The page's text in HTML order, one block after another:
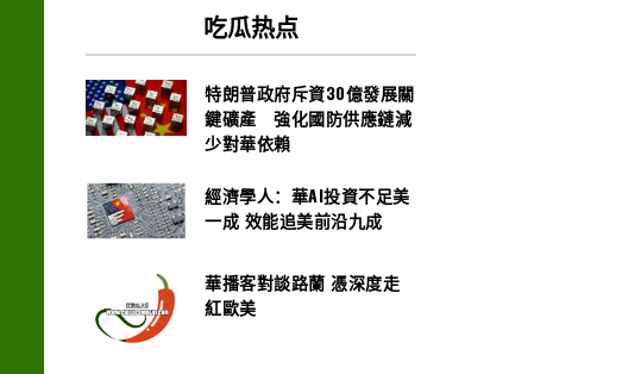
吃瓜热点
特朗普政府斥資30億發展關
鍵礦產 強化國防供應鏈減
少對華依賴
經濟學人：華AI投資不足美
一成 效能追美前沿九成
華播客對談路蘭 憑深度走
紅歐美